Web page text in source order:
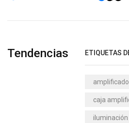
Tendencias ETIQUETAS
caja
iluminación